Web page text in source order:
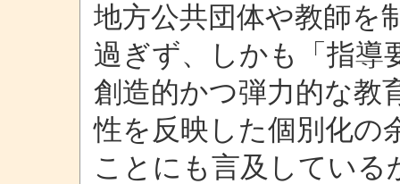
地方公共団体や教師を
過ぎず、しかも「指導
創造的かつ弾力的な教
性を反映した個別化の
ことにも言及している